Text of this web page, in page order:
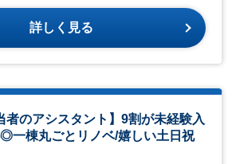
詳しく見る
者のアシスタント】9割が未経験入
一棟丸ごとリノベ/嬉しい土日祝